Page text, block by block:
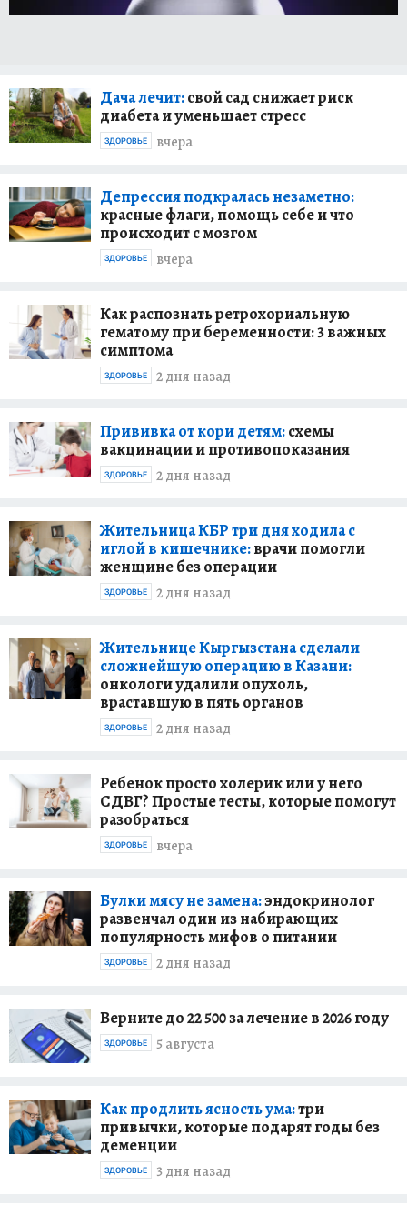
Дача лечит:свой сад снижает риск
диабета и уменьшает стресс
вчера
ЗДОРОВЬЕ
Депрессия подкралась незаметно:
красные флаги, помощь себе и что
происходит с мозгом
вчера
ЗДОРОВЬЕ
Как распознать ретрохориальную
гематому при беременности: 3 важных
симптома
2 дня назад
ЗДОРОВЬЕ
Прививка от кори детям:схемы
вакцинации и противопоказания
2 дня назад
ЗДОРОВЬЕ
Жительница КБР три дня ходила с
иглой в кишечнике:врачи помогли
женщине без операции
2 дня назад
ЗДОРОВЬЕ
Жительнице Кыргызстана сделали
сложнейшую операцию в Казани:
онкологи удалили опухоль,
враставшую в пять органов
2 дня назад
ЗДОРОВЬЕ
Ребенок просто холерик или у него
СДВГ? Простые тесты, которые помогут
разобраться
вчера
ЗДОРОВЬЕ
Булки мясу не замена:эндокринолог
развенчал один из набирающих
популярность мифов о питании
2 дня назад
ЗДОРОВЬЕ
Верните до 22 500 за лечение в 2026 году
5 августа
ЗДОРОВЬЕ
Как продлить ясность ума:три
привычки, которые подарят годы без
деменции
3 дня назад
ЗДОРОВЬЕ